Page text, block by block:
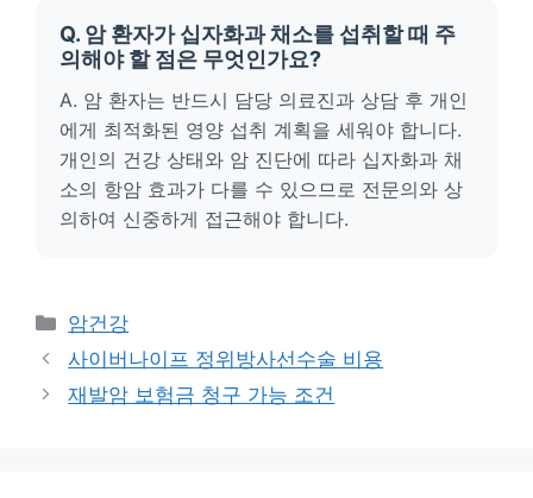
Q. 암 환자가 십자화과 채소를 섭취할 때 주
의해야 할 점은 무엇인가요?
A. 암 환자는 반드시 담당 의료진과 상담 후 개인
에게 최적화된 영양 섭취 계획을 세워야 합니다.
개인의 건강 상태와 암 진단에 따라 십자화과 채
소의 항암 효과가 다를 수 있으므로 전문의와 상
의하여 신중하게 접근해야 합니다.
카
테
리
암건강
사이버나이프 정위방사선수술 비용
재발암 보험금 청구 가능 조건